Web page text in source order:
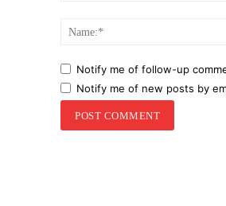
Notify me of follow-up
Notify me of new posts by